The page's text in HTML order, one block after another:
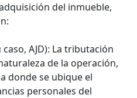
del inmueble,
caso, AJD): La tributación
de la operación,
donde se ubique el
personales del